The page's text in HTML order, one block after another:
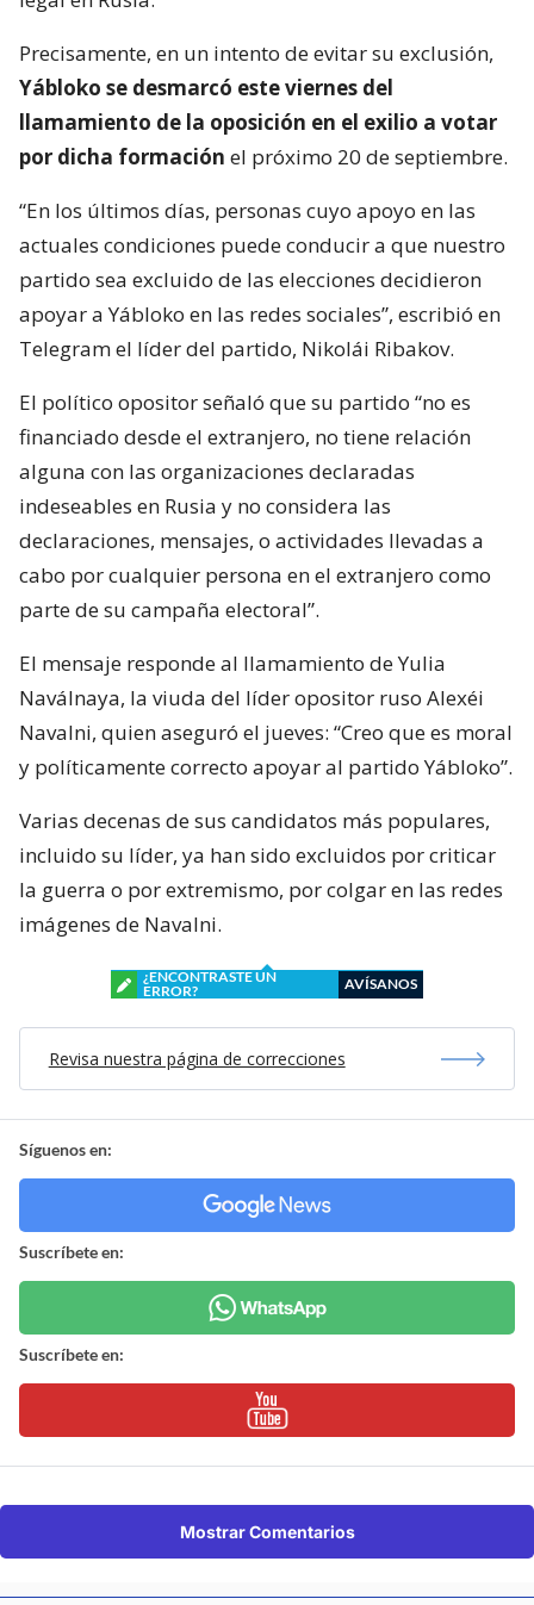
Precisamente, en un intento de evitar su exclusión,
Yábloko se desmarcó este viernes del
llamamiento de la oposición en el exilio a votar
por dicha formación el próximo 20 de septiembre.
“En los últimos días, personas cuyo apoyo en las
actuales condiciones puede conducir a que nuestro
partido sea excluido de las elecciones decidieron
apoyar a Yábloko en las redes sociales”, escribió en
Telegram el líder del partido, Nikolái Ribakov.
El político opositor señaló que su partido “no es
financiado desde el extranjero, no tiene relación
alguna con las organizaciones declaradas
indeseables en Rusia y no considera las
declaraciones, mensajes, o actividades llevadas a
cabo por cualquier persona en el extranjero como
parte de su campaña electoral”.
El mensaje responde al llamamiento de Yulia
Naválnaya, la viuda del líder opositor ruso Alexéi
Navalni, quien aseguró el jueves: “Creo que es moral
y políticamente correcto apoyar al partido Yábloko”.
Varias decenas de sus candidatos más populares,
incluido su líder, ya han sido excluidos por criticar
la guerra o por extremismo, por colgar en las redes
imágenes de Navalni.
¿ENCONTRASTE UN
ERROR?
AVÍSANOS
Revisa nuestra página de correcciones
Síguenos en:
Suscríbete en:
Suscríbete en:
Mostrar Comentarios